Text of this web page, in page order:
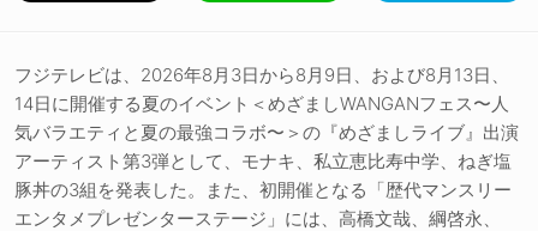
フジテレビは、2026年8月3日から8月9日、および8月13日、
14日に開催する夏のイベント＜めざましWANGANフェス〜人
気バラエティと夏の最強コラボ〜＞の『めざましライブ』出演
アーティスト第3弾として、モナキ、私立恵比寿中学、ねぎ塩
豚丼の3組を発表した。また、初開催となる「歴代マンスリー
エンタメプレゼンターステージ」には、高橋文哉、綱啓永、